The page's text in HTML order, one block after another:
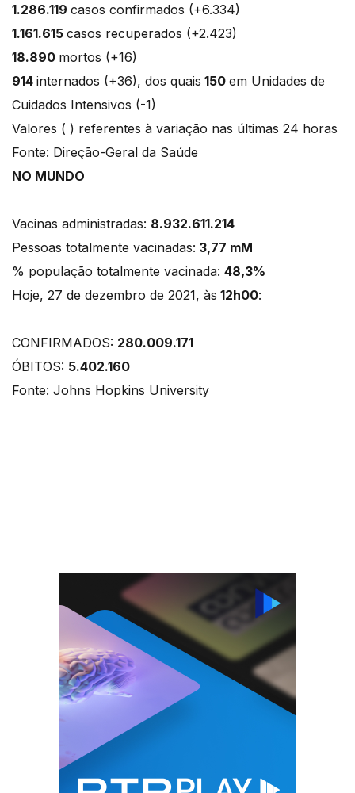
1.286.119 casos confirmados (+6.334)
1.161.615 casos recuperados (+2.423)
18.890 mortos (+16)
914 internados (+36), dos quais 150 em Unidades de
Cuidados Intensivos (-1)
Valores ( ) referentes à variação nas últimas 24 horas
Fonte: Direção-Geral da Saúde
NO MUNDO
Vacinas administradas: 8.932.611.214
Pessoas totalmente vacinadas: 3,77 mM
% população totalmente vacinada: 48,3%
Hoje, 27 de dezembro de 2021, às 12h00:
CONFIRMADOS: 280.009.171
ÓBITOS: 5.402.160
Fonte: Johns Hopkins University